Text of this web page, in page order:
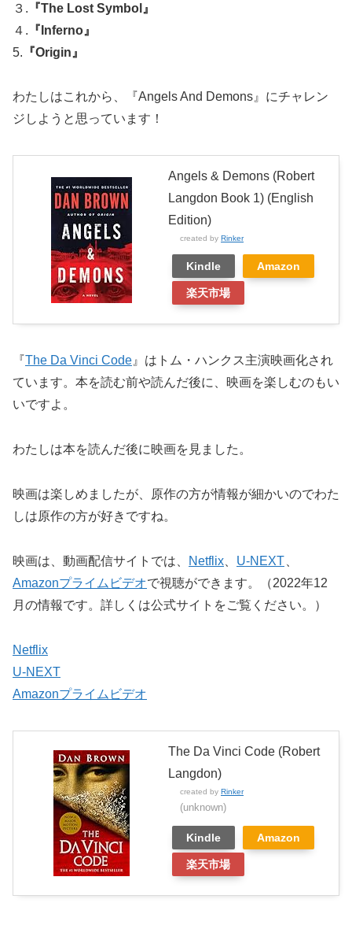
３. 『The Lost Symbol』
４. 『Inferno』
5. 『Origin』
わたしはこれから、『Angels And Demons』にチャレン
ジしようと思っています！
Angels & Demons (Robert
Langdon Book 1) (English
Edition)
created by Rinker
Kindle Amazon
楽天市場
『 The Da Vinci Code』はトム・ハンクス主演映画化され
ています。本を読む前や読んだ後に、映画を楽しむのもい
いですよ。
わたしは本を読んだ後に映画を見ました。
映画は楽しめましたが、原作の方が情報が細かいのでわた
しは原作の方が好きですね。
映画は、動画配信サイトでは、 Netflix U-NEXT
Amazonプライムビデオで視聴ができます。（2022年12
月の情報です。詳しくは公式サイトをご覧ください。）
Netflix
U-NEXT
Amazonプライムビデオ
The Da Vinci Code (Robert
Langdon)
created by Rinker
(unknown)
Kindle Amazon
楽天市場